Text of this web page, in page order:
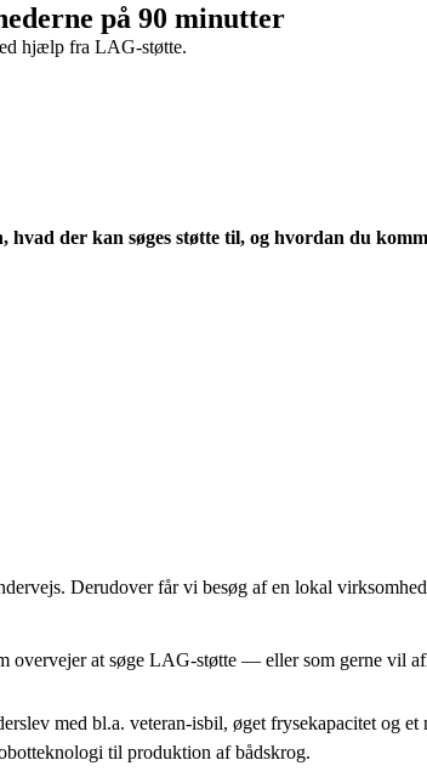
på 90 minutter
hjælp fra LAG-støtte.
der kan søges støtte til, og hvordan du
Derudover får vi besøg af en lokal
at søge LAG-støtte — eller som gerne vil
med bl.a. veteran-isbil, øget frysekapacitet og et
til produktion af bådskrog.